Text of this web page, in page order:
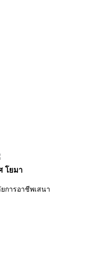
โยมา
การอาชีพเสนา